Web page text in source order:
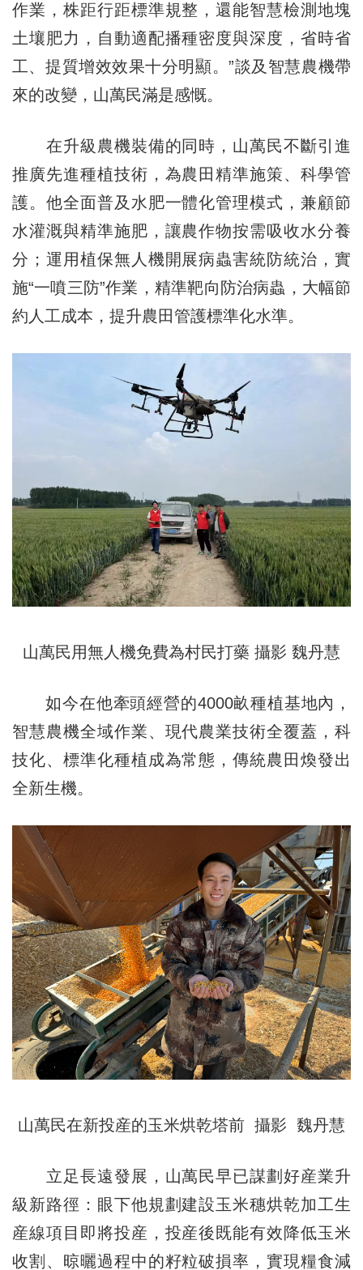
作業，株距行距標準規整，還能智慧檢測地塊
土壤肥力，自動適配播種密度與深度，省時省
工、提質增效效果十分明顯。”談及智慧農機帶
來的改變，山萬民滿是感慨。
在升級農機裝備的同時，山萬民不斷引進
推廣先進種植技術，為農田精準施策、科學管
護。他全面普及水肥一體化管理模式，兼顧節
水灌溉與精準施肥，讓農作物按需吸收水分養
分；運用植保無人機開展病蟲害統防統治，實
施“一噴三防”作業，精準靶向防治病蟲，大幅節
約人工成本，提升農田管護標準化水準。
山萬民用無人機免費為村民打藥 攝影 魏丹慧
如今在他牽頭經營的4000畝種植基地內，
智慧農機全域作業、現代農業技術全覆蓋，科
技化、標準化種植成為常態，傳統農田煥發出
全新生機。
山萬民在新投産的玉米烘乾塔前 攝影 魏丹慧
立足長遠發展，山萬民早已謀劃好産業升
級新路徑：眼下他規劃建設玉米穗烘乾加工生
産線項目即將投産，投産後既能有效降低玉米
收割、晾曬過程中的籽粒破損率，實現糧食減